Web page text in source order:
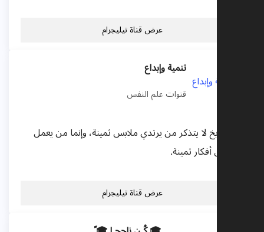
عرض قناة تيليجرام
تنمية وإبداع
قنوات علم النفس
إن التاريخ لا يتذكر من يرتدي ملابس ثمينة، وإنما من يعمل
من أجل أفكار ثمينة.
عرض قناة تيليجرام